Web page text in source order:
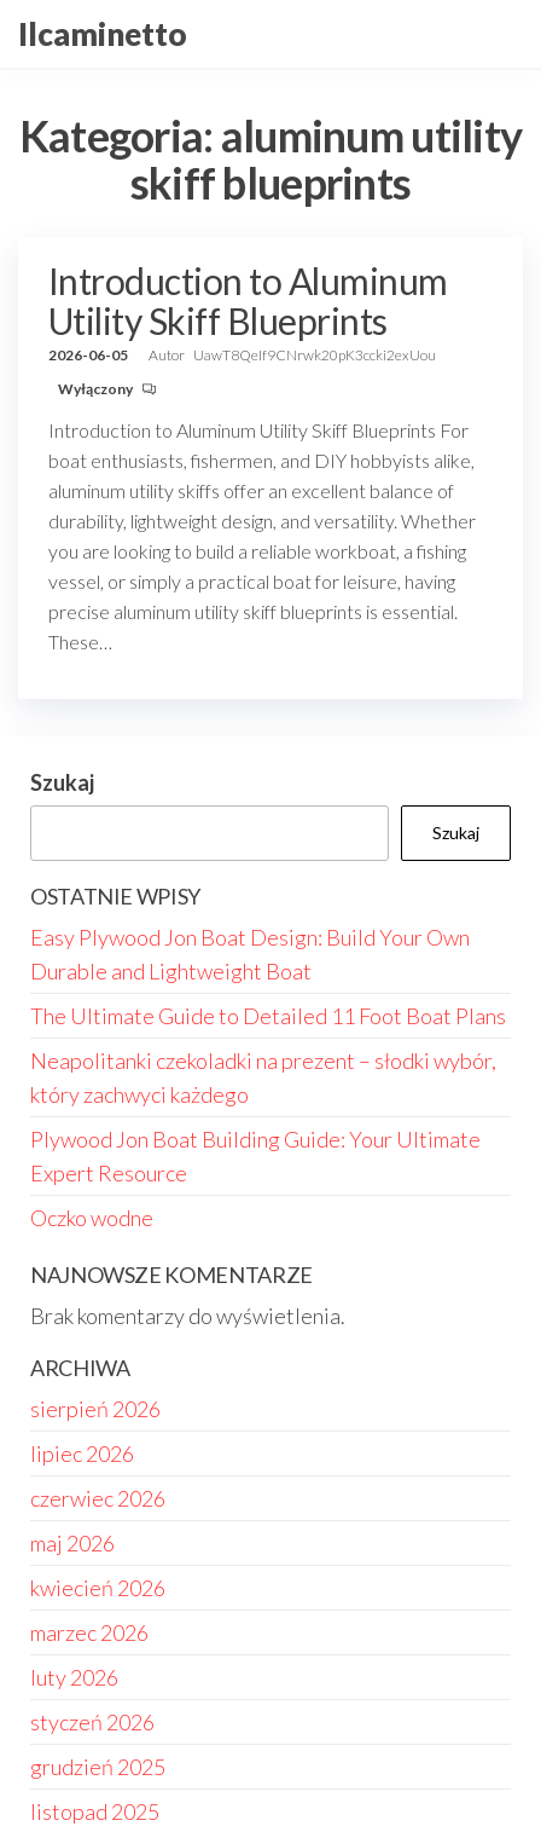
Przejdź
doIlcaminetto
Kategoria: aluminum utility
skiff blueprints
Introduction to Aluminum
Utility Skiff Blueprints
2026-06-05 Autor UawT8QeIf9CNrwk20pK3ccki2exUou
Wyłączony
Introduction to Aluminum Utility Skiff Blueprints For
boat enthusiasts, fishermen, and DIY hobbyists alike,
aluminum utility skiffs offer an excellent balance of
durability, lightweight design, and versatility. Whether
you are looking to build a reliable workboat, a fishing
vessel, or simply a practical boat for leisure, having
precise aluminum utility skiff blueprints is essential.
These…
Szukaj
Szukaj
OSTATNIE WPISY
Easy Plywood Jon Boat Design: Build Your Own
Durable and Lightweight Boat
The Ultimate Guide to Detailed 11 Foot Boat Plans
Neapolitanki czekoladki na prezent – słodki wybór,
który zachwyci każdego
Plywood Jon Boat Building Guide: Your Ultimate
Expert Resource
Oczko wodne
NAJNOWSZE KOMENTARZE
Brak komentarzy do wyświetlenia.
ARCHIWA
sierpień 2026
lipiec 2026
czerwiec 2026
maj 2026
kwiecień 2026
marzec 2026
luty 2026
styczeń 2026
grudzień 2025
listopad 2025